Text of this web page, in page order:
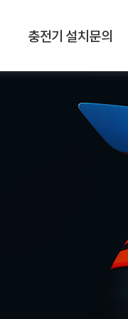
충전기 설치문의